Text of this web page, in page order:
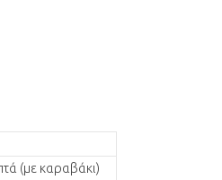
(με καραβάκι)